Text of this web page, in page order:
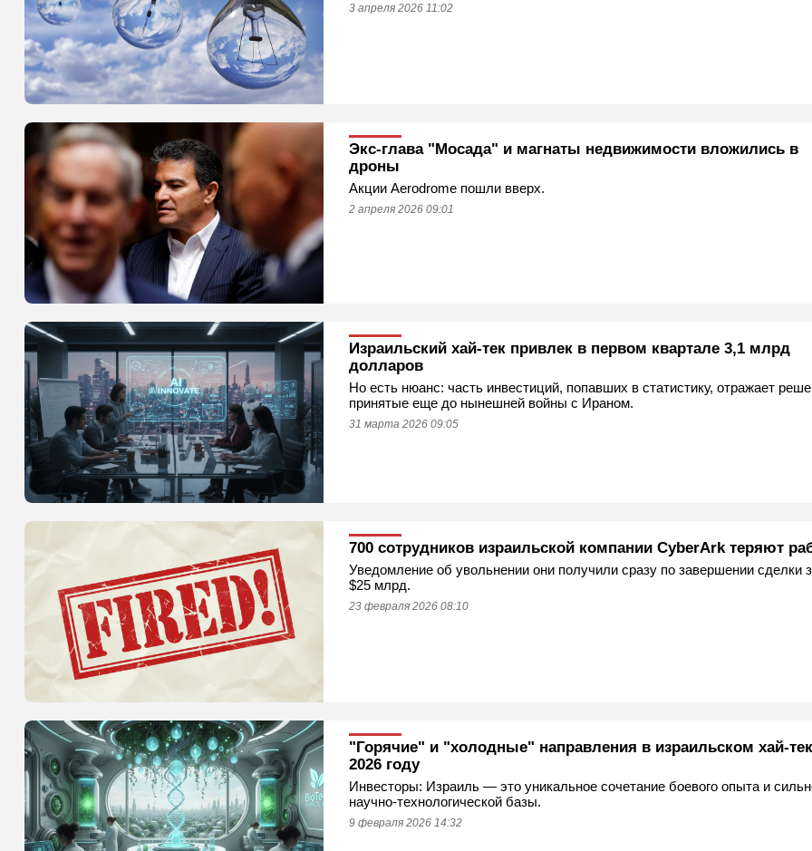
3 апреля 2026 11:02
Экс-глава "Мосада" и магнаты недвижимости вложились в
дроны
Акции Aerodrome пошли вверх.
2 апреля 2026 09:01
Израильский хай-тек привлек в первом квартале 3,1 млрд
долларов
Но есть нюанс: часть инвестиций, попавших в статистику, отражает
принятые еще до нынешней войны с Ираном.
31 марта 2026 09:05
700 сотрудников израильской компании CyberArk теряют
Уведомление об увольнении они получили сразу по завершении сделки
$25 млрд.
23 февраля 2026 08:10
"Горячие" и "холодные" направления в израильском
2026 году
Инвесторы: Израиль — это уникальное сочетание боевого опыта и
научно‑технологической базы.
9 февраля 2026 14:32